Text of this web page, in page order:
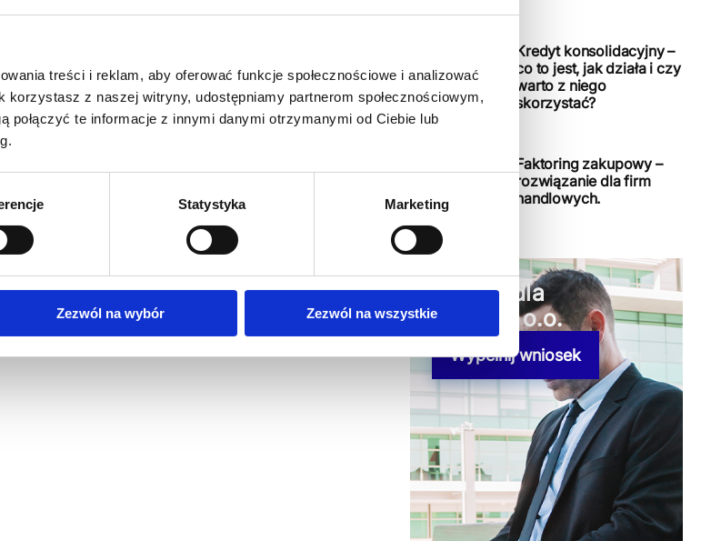
treści i reklam, aby oferować funkcje społecznościowe i analizować
z naszej witryny, udostępniamy partnerom społecznościowym,
połączyć te informacje z innymi danymi otrzymanymi od Ciebie lub
Statystyka Marketing
Zezwól na wybór Zezwól na wszystkie
Kredyt konsolidacyjny –
co to jest, jak działa i czy
warto z niego
skorzystać?
Faktoring zakupowy –
rozwiązanie dla firm
handlowych.
Kredyt dla
spółki z o.o.
Wypełnij wniosek